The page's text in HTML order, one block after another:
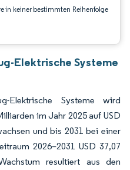
in keiner bestimmten Reihenfolge
Elektrische Systeme
Elektrische Systeme wird
im Jahr 2025 auf USD
und bis 2031 bei einer
2026–2031 USD 37,07
resultiert aus den